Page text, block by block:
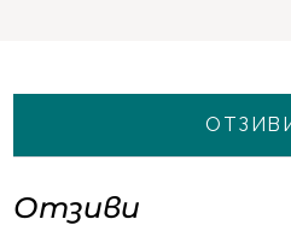
Отзиви